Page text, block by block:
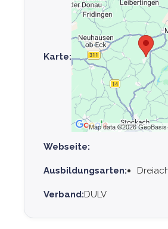
Karte:
Webseite:
Ausbildungsarten:
Verband:DULV